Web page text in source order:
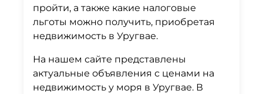
пройти, а также какие налоговые
льготы можно получить, приобретая
недвижимость в Уругвае.
На нашем сайте представлены
актуальные объявления с ценами на
недвижимость у моря в Уругвае. В